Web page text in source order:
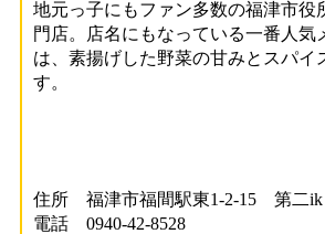
地元っ子にもファン多数の福津市役
門店。店名にもなっている一番人気
は、素揚げした野菜の甘みとスパイ
す。
住所 福津市福間駅東1-2-15 第二ik
電話 0940-42-8528